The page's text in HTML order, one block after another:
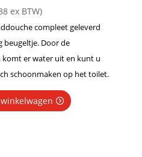
ex BTW)
compleet geleverd
beugeltje. Door de
er water uit en kunt u
schoonmaken op het toilet.